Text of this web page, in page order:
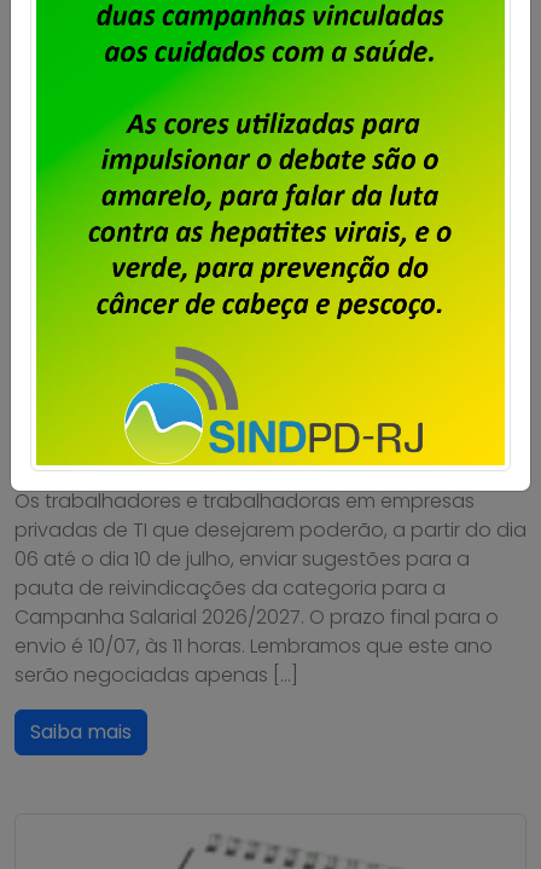
Particulares – Envie sua sugestão
de pauta para a Campanha
Salarial 2026/2027
Publicado porImprensaem02/07/2026.
Os trabalhadores e trabalhadoras em empresas
privadas de TI que desejarem poderão, a partir do dia
06 até o dia 10 de julho, enviar sugestões para a
pauta de reivindicações da categoria para a
Campanha Salarial 2026/2027. O prazo final para o
envio é 10/07, às 11 horas. Lembramos que este ano
serão negociadas apenas […]
Saiba mais